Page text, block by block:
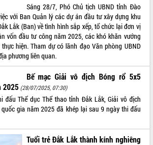
trong
mô hình
kỳ tháng 4
thúc đẩy
đốc thực
sản công
đẩy mạnh
hành chính
Sáng 28/7, Phó Chủ tịch UBND tỉnh Đào
với Ban Quản lý các dự án đầu tư xây dựng khu
Lắk (Ban) về tình hình sắp xếp, tổ chức lại đơn vị
vốn đầu tư công năm 2025, các khó khăn vướng
hiện. Tham dự có lãnh đạo Văn phòng UBND
phương liên quan.
Bế mạc Giải vô địch Bóng rổ 5x5
2025 (28/07/2025, 07:30)
đấu Thể dục Thể thao tỉnh Đắk Lắk, Giải vô địch
gia năm 2025 đã khép lại sau 9 ngày thi đấu
Tuổi trẻ Đắk Lắk thành kính nghiêng